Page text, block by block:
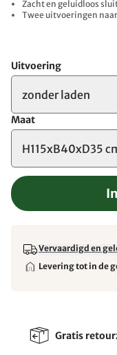
Zacht en geluidloos
Twee uitvoeringen
Uitvoering
zonder laden
Maat
H115xB40xD35
Vervaardigd en
Levering tot in de
Gratis